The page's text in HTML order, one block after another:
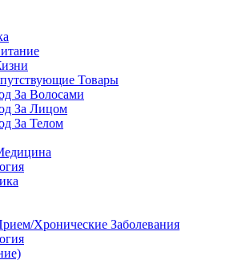
Товары
За Волосами
За Лицом
За Телом
Хронические Заболевания